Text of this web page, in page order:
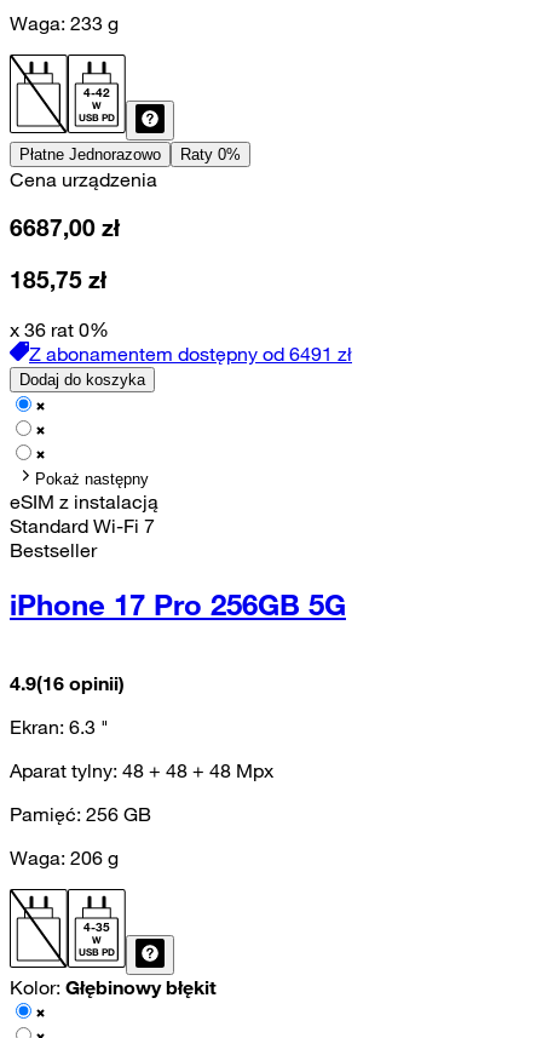
Waga: 233 g
4-42
W
USB PD
Płatne Jednorazowo Raty 0%
Cena urządzenia
6687,00 zł
185,75 zł
x 36 rat 0%
Z abonamentem dostępny od 6491 zł
Dodaj do koszyka
Pokaż następny
eSIM z instalacją
Standard Wi-Fi 7
Bestseller
iPhone 17 Pro 256GB 5G
4.9(16 opinii)
Ekran: 6.3 "
Aparat tylny: 48 + 48 + 48 Mpx
Pamięć: 256 GB
Waga: 206 g
4-35
W
USB PD
Kolor: Głębinowy błękit